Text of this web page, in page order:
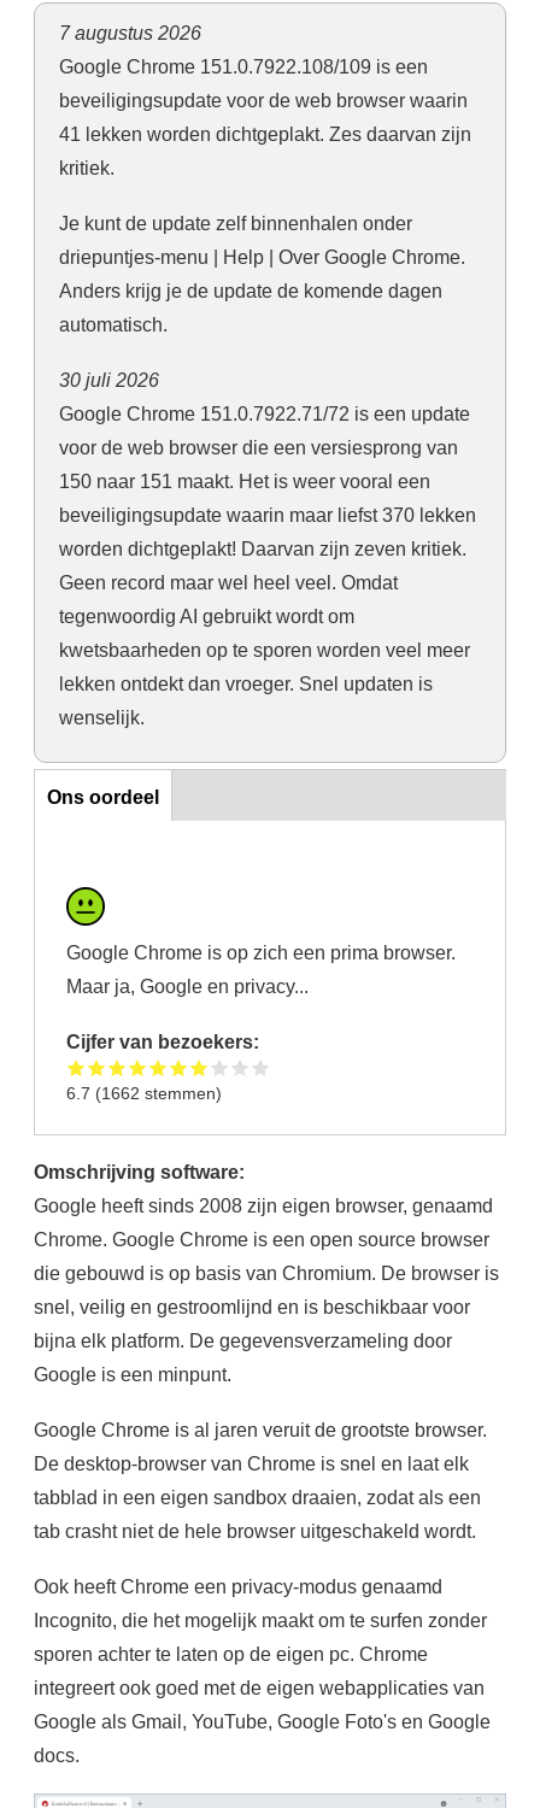
7 augustus 2026
Google Chrome 151.0.7922.108/109 is een
beveiligingsupdate voor de web browser waarin
41 lekken worden dichtgeplakt. Zes daarvan zijn
kritiek.
Je kunt de update zelf binnenhalen onder
driepuntjes-menu | Help | Over Google Chrome.
Anders krijg je de update de komende dagen
automatisch.
30 juli 2026
Google Chrome 151.0.7922.71/72 is een update
voor de web browser die een versiesprong van
150 naar 151 maakt. Het is weer vooral een
beveiligingsupdate waarin maar liefst 370 lekken
worden dichtgeplakt! Daarvan zijn zeven kritiek.
Geen record maar wel heel veel. Omdat
tegenwoordig AI gebruikt wordt om
kwetsbaarheden op te sporen worden veel meer
lekken ontdekt dan vroeger. Snel updaten is
wenselijk.
Ons oordeel
Ons oordeel
Google Chrome is op zich een prima browser.
Maar ja, Google en privacy...
Cijfer van bezoekers:
6.7 (1662 stemmen)
Omschrijving software:
Google heeft sinds 2008 zijn eigen browser, genaamd
Chrome. Google Chrome is een open source browser
die gebouwd is op basis van Chromium. De browser is
snel, veilig en gestroomlijnd en is beschikbaar voor
bijna elk platform. De gegevensverzameling door
Google is een minpunt.
Google Chrome is al jaren veruit de grootste browser.
De desktop-browser van Chrome is snel en laat elk
tabblad in een eigen sandbox draaien, zodat als een
tab crasht niet de hele browser uitgeschakeld wordt.
Ook heeft Chrome een privacy-modus genaamd
Incognito, die het mogelijk maakt om te surfen zonder
sporen achter te laten op de eigen pc. Chrome
integreert ook goed met de eigen webapplicaties van
Google als Gmail, YouTube, Google Foto's en Google
docs.